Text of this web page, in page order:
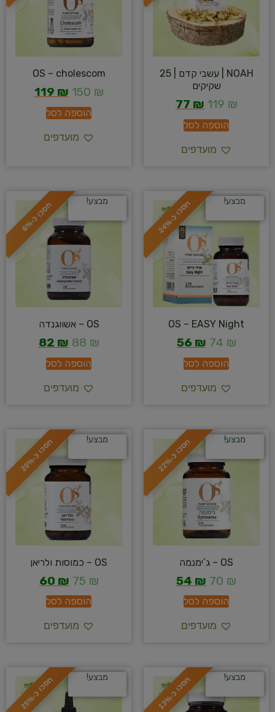
NOAH | עשבי קדם | 25
שקיקים
119 ₪
77 ₪
הוספה לסל
מועדפים
OS – cholescom
150 ₪
119 ₪
הוספה לסל
מועדפים
ח
ס
כ
ו
כ
-
2
4
% מבצע!
OS – EASY Night
74 ₪
56 ₪
הוספה לסל
מועדפים
ח
ס
כ
ו
כ
-
6
% מבצע!
OS – אשווגנדה
88 ₪
82 ₪
הוספה לסל
מועדפים
ח
ס
כ
ו
כ
-
2
2
% מבצע!
OS – ג’ימנמה
70 ₪
54 ₪
הוספה לסל
מועדפים
ח
ס
כ
ו
כ
-
2
0
% מבצע!
OS – כמוסות ולריאן
75 ₪
60 ₪
הוספה לסל
מועדפים
ח
ס
כ
ו
כ
-
1
3
% מבצע! ח
ס
כ
ו
כ
-
2
5
% מבצע!